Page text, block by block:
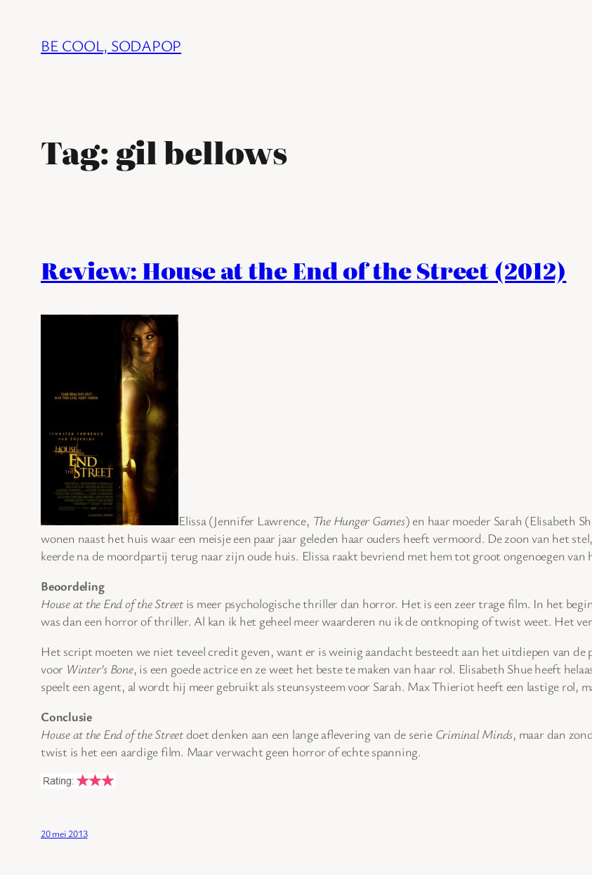
BE COOL, SODAPOP
Tag:gil bellows
Review: House at the End of the Street (2012)
Elissa (Jennifer Lawrence, The Hunger Games) en haar moeder Sarah (Elisabeth
wonen naast het huis waar een meisje een paar jaar geleden haar ouders heeft vermoord. De zoon van het
keerde na de moordpartij terug naar zijn oude huis. Elissa raakt bevriend met hem tot groot ongenoegen van
Beoordeling
House at the End of the Streetis meer psychologische thriller dan horror. Het is een zeer trage film. In het
was dan een horror of thriller. Al kan ik het geheel meer waarderen nu ik de ontknoping of twist weet. Het
Het script moeten we niet teveel credit geven, want er is weinig aandacht besteedt aan het uitdiepen van de
voor Winter’s Bone, is een goede actrice en ze weet het beste te maken van haar rol. Elisabeth Shue heeft
speelt een agent, al wordt hij meer gebruikt als steunsysteem voor Sarah. Max Thieriot heeft een lastige rol,
Conclusie
House at the End of the Streetdoet denken aan een lange aflevering van de serie Criminal Minds, maar dan
twist is het een aardige film. Maar verwacht geen horror of echte spanning.
20 mei 2013